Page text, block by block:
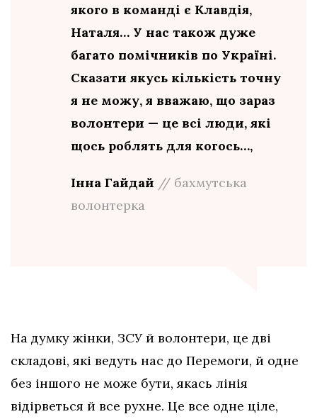
якого в команді є Клавдія,
Наталя… У нас також дуже
багато помічників по Україні.
Сказати якусь кількість точну
я не можу, я вважаю, що зараз
волонтери — це всі люди, які
щось роблять для когось…,
Інна Гайдай // бахмутська
волонтерка
На думку жінки, ЗСУ й волонтери, це дві
складові, які ведуть нас до Перемоги, й одне
без іншого не може бути, якась лінія
відірветься й все рухне. Це все одне ціле,